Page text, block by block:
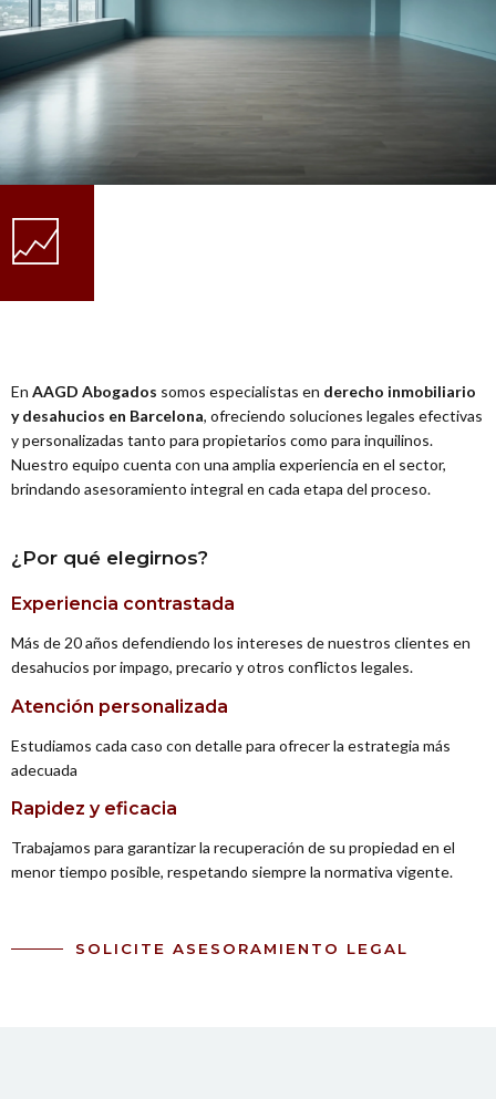
En AAGD Abogados somos especialistas en derecho inmobiliario
y desahucios en Barcelona, ofreciendo soluciones legales efectivas
y personalizadas tanto para propietarios como para inquilinos.
Nuestro equipo cuenta con una amplia experiencia en el sector,
brindando asesoramiento integral en cada etapa del proceso.
¿Por qué elegirnos?
Experiencia contrastada
Más de 20 años defendiendo los intereses de nuestros clientes en
desahucios por impago, precario y otros conflictos legales.
Atención personalizada
Estudiamos cada caso con detalle para ofrecer la estrategia más
adecuada
Rapidez y eficacia
Trabajamos para garantizar la recuperación de su propiedad en el
menor tiempo posible, respetando siempre la normativa vigente.
SOLICITE ASESORAMIENTO LEGAL